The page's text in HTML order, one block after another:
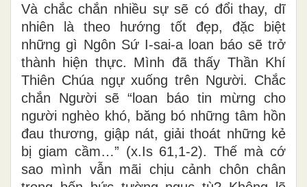
Và chắc chắn nhiều sự sẽ có đổi thay, dĩ
nhiên là theo hướng tốt đẹp, đặc biệt
những gì Ngôn Sứ I-sai-a loan báo sẽ trở
thành hiện thực. Mình đã thấy Thần Khí
Thiên Chúa ngự xuống trên Người. Chắc
chắn Người sẽ “loan báo tin mừng cho
người nghèo khó, băng bó những tâm hồn
đau thương, giập nát, giải thoát những kẻ
bị giam cầm…” (x.Is 61,1-2). Thế mà cớ
sao mình vẫn mãi chịu cảnh chôn chân